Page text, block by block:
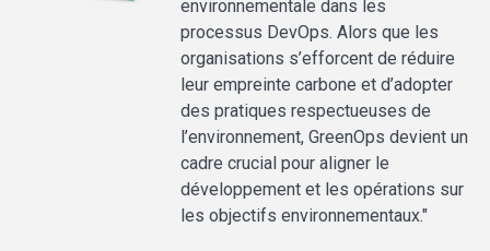
environnementale dans les
processus DevOps. Alors que les
organisations s’efforcent de réduire
leur empreinte carbone et d’adopter
des pratiques respectueuses de
l’environnement, GreenOps devient un
cadre crucial pour aligner le
développement et les opérations sur
les objectifs environnementaux."